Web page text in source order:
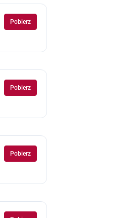
Pobierz
Pobierz
Pobierz